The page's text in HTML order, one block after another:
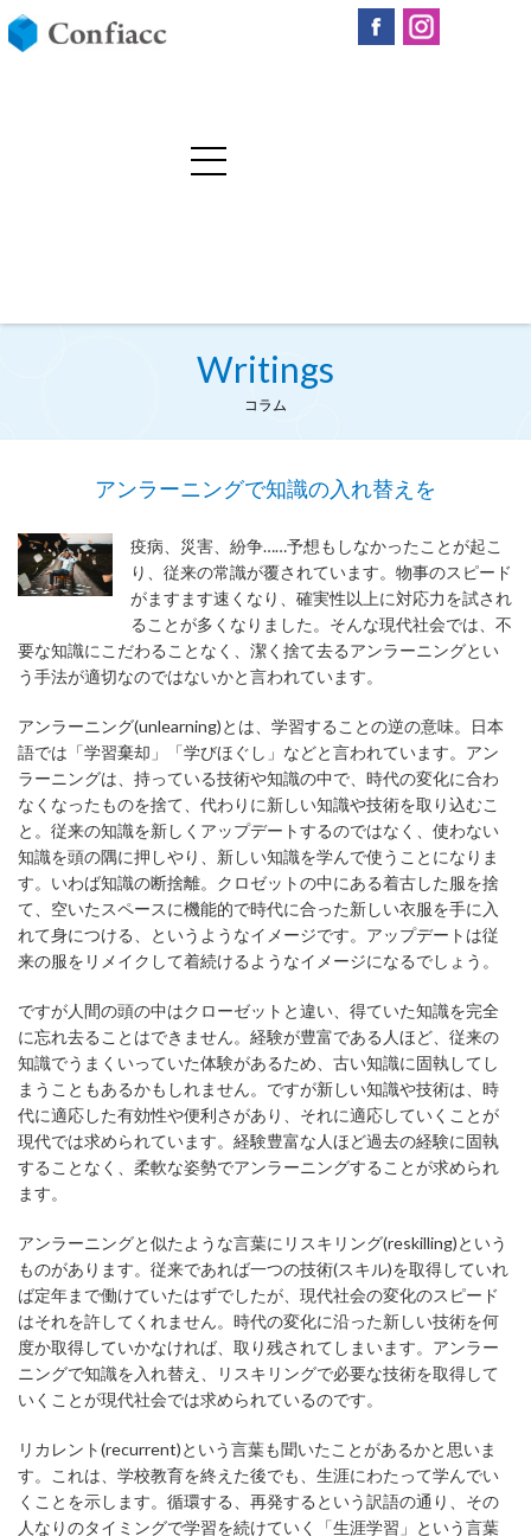
Writings
コラム
アンラーニングで知識の入れ替えを
疫病、災害、紛争……予想もしなかったことが起こ
り、従来の常識が覆されています。物事のスピード
がますます速くなり、確実性以上に対応力を試され
ることが多くなりました。そんな現代社会では、不
要な知識にこだわることなく、潔く捨て去るアンラーニングとい
う手法が適切なのではないかと言われています。
アンラーニング(unlearning)とは、学習することの逆の意味。日本
語では「学習棄却」「学びほぐし」などと言われています。アン
ラーニングは、持っている技術や知識の中で、時代の変化に合わ
なくなったものを捨て、代わりに新しい知識や技術を取り込むこ
と。従来の知識を新しくアップデートするのではなく、使わない
知識を頭の隅に押しやり、新しい知識を学んで使うことになりま
す。いわば知識の断捨離。クロゼットの中にある着古した服を捨
て、空いたスペースに機能的で時代に合った新しい衣服を手に入
れて身につける、というようなイメージです。アップデートは従
来の服をリメイクして着続けるようなイメージになるでしょう。
ですが人間の頭の中はクローゼットと違い、得ていた知識を完全
に忘れ去ることはできません。経験が豊富である人ほど、従来の
知識でうまくいっていた体験があるため、古い知識に固執してし
まうこともあるかもしれません。ですが新しい知識や技術は、時
代に適応した有効性や便利さがあり、それに適応していくことが
現代では求められています。経験豊富な人ほど過去の経験に固執
することなく、柔軟な姿勢でアンラーニングすることが求められ
ます。
アンラーニングと似たような言葉にリスキリング(reskilling)という
ものがあります。従来であれば一つの技術(スキル)を取得していれ
ば定年まで働けていたはずでしたが、現代社会の変化のスピード
はそれを許してくれません。時代の変化に沿った新しい技術を何
度か取得していかなければ、取り残されてしまいます。アンラー
ニングで知識を入れ替え、リスキリングで必要な技術を取得して
いくことが現代社会では求められているのです。
リカレント(recurrent)という言葉も聞いたことがあるかと思いま
す。これは、学校教育を終えた後でも、生涯にわたって学んでい
くことを示します。循環する、再発するという訳語の通り、その
人なりのタイミングで学習を続けていく「生涯学習」という言葉